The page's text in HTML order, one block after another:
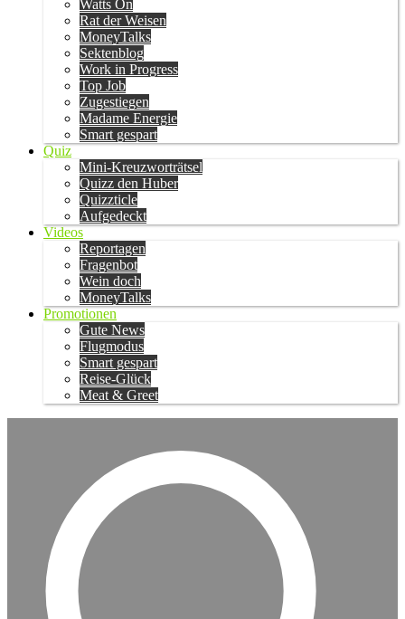
Watts On
Rat der Weisen
MoneyTalks
Sektenblog
Work in Progress
Top Job
Zugestiegen
Madame Energie
Smart gespart
Quiz
Mini-Kreuzworträtsel
Quizz den Huber
Quizzticle
Aufgedeckt
Videos
Reportagen
Fragenbot
Wein doch
MoneyTalks
Promotionen
Gute News
Flugmodus
Smart gespart
Reise-Glück
Meat & Greet